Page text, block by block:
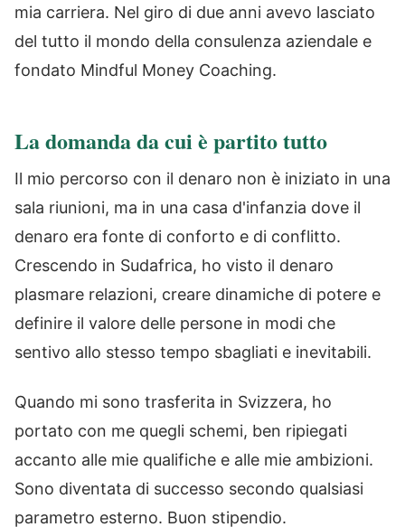
mia carriera. Nel giro di due anni avevo lasciato
del tutto il mondo della consulenza aziendale e
fondato Mindful Money Coaching.
La domanda da cui è partito tutto
Il mio percorso con il denaro non è iniziato in una
sala riunioni, ma in una casa d'infanzia dove il
denaro era fonte di conforto e di conflitto.
Crescendo in Sudafrica, ho visto il denaro
plasmare relazioni, creare dinamiche di potere e
definire il valore delle persone in modi che
sentivo allo stesso tempo sbagliati e inevitabili.
Quando mi sono trasferita in Svizzera, ho
portato con me quegli schemi, ben ripiegati
accanto alle mie qualifiche e alle mie ambizioni.
Sono diventata di successo secondo qualsiasi
parametro esterno. Buon stipendio.